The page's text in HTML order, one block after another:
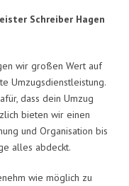
Schreiber Hagen
wir großen Wert auf
Umzugsdienstleistung.
dass dein Umzug
bieten wir einen
und Organisation bis
alles abdeckt.
wie möglich zu